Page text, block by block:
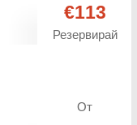
€113
Резервирай
От